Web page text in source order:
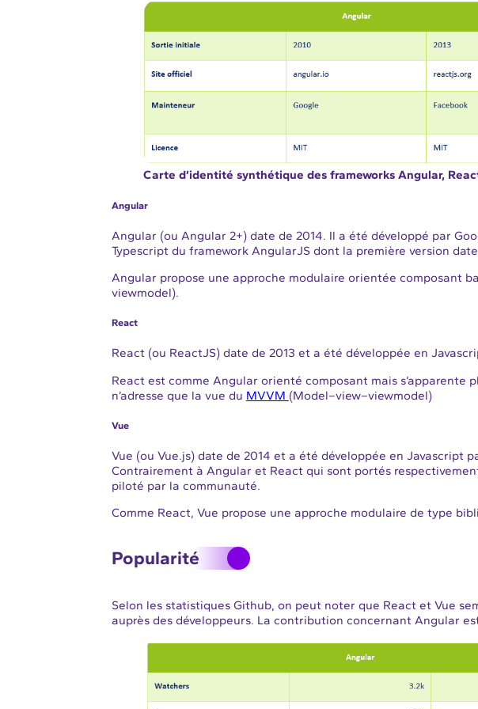
Carte d’identité synthétique des frameworks Angular,
Angular
Angular (ou Angular 2+) date de 2014. Il a été développé par
Typescript du framework AngularJS dont la première version
Angular propose une approche modulaire orientée composant
viewmodel).
React
React (ou ReactJS) date de 2013 et a été développée en
React est comme Angular orienté composant mais s’apparente
n’adresse que la vue du MVVM (Model–view–viewmodel)
Vue
Vue (ou Vue.js) date de 2014 et a été développée en Javascript
Contrairement à Angular et React qui sont portés
piloté par la communauté.
Comme React, Vue propose une approche modulaire de type
Popularité
Selon les statistiques Github, on peut noter que React et Vue
auprès des développeurs. La contribution concernant Angular